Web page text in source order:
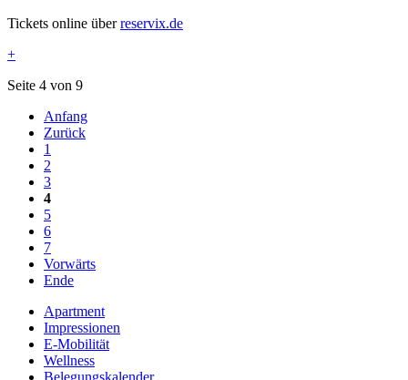
Tickets online überreservix.de
+
Seite 4 von 9
Anfang
Zurück
1
2
3
4
5
6
7
Vorwärts
Ende
Apartment
Impressionen
E-Mobilität
Wellness
Belegungskalender